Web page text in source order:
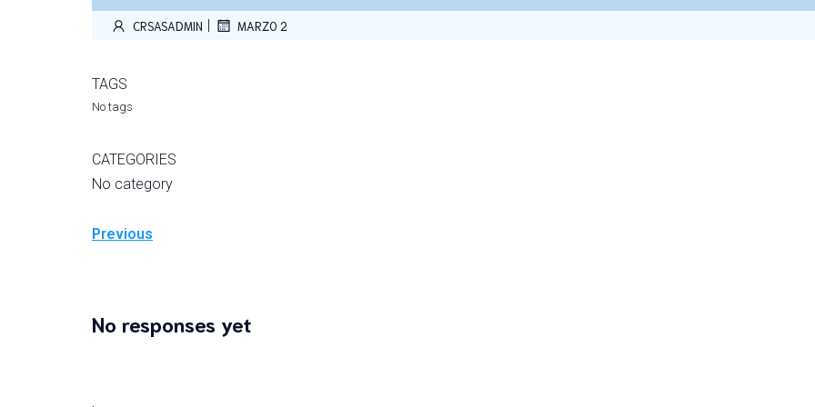
CRSASADMIN MARZO 2
TAGS
No tags
CATEGORIES
No category
Previous
No responses yet